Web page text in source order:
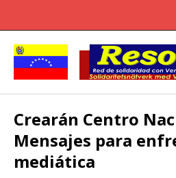
Crearán Centro
Mensajes para
mediática